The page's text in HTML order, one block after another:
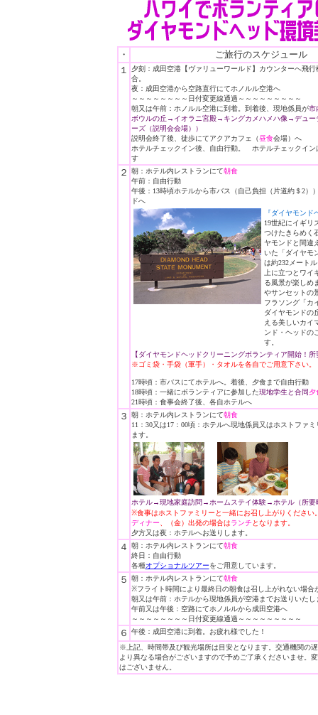
・ ご旅行のスケジュール
１
夕刻：成田空港【ヴァリューワールド】カウンターへ飛
合。
夜：成田空港から空路直行にてホノルル空港へ
～～～～～～～～日付変更線通過～～～～～～～～～
朝又は午前：ホノルル空港に到着。到着後、現地係員が市
ボウルの丘→イオラニ宮殿→キングカメハメハ像→デュー
ーズ（説明会会場））
説明会終了後、徒歩にてアクアカフェ（昼食会場）へ
ホテルチェックイン後、自由行動。 ホテルチェックイン
す
２ 朝：ホテル内レストランにて朝食
午前：自由行動
午後：13時頃ホテルから市バス（自己負担（片道約＄2）
ドへ
『ダイヤモンド
19世紀にイギリ
つけたきらめく
ヤモンドと間違
いた「ダイヤモ
は約232メート
上に立つとワイ
る風景が楽しめ
やサンセットの
フラソング「カ
ダイヤモンドの
える美しいカイ
ンド・ヘッドの
す。
【ダイヤモンドヘッドクリーニングボランティア開始！
※ゴミ袋・手袋（軍手）・タオルを各自でご用意下さい。
17時頃：市バスにてホテルへ。着後、夕食まで自由行動
18時頃：一緒にボランティアに参加した現地学生と合同 夕
21時頃：食事会終了後、各自ホテルへ
３ 朝：ホテル内レストランにて朝食
11：30又は17：00頃：ホテルへ現地係員又はホストファ
ます。
ホテル→現地家庭訪問→ホームステイ体験→ホテル（所要
※食事はホストファミリーと一緒にお召し上がりください
ディナー 、（金）出発の場合はランチとなります。
夕方又は夜： ホテルへお送りします。
４ 朝：ホテル内レストランにて朝食
終日：自由行動
各種オプショナルツアーをご用意しています。
５ 朝：ホテル内レストランにて朝食
※フライト時間により最終日の朝食は召し上がれない場合
朝又は午前：ホテルから現地係員が空港までお送りいたし
午前又は午後：空路にてホノルルから成田空港へ
～～～～～～～～日付変更線通過～～～～～～～～～
６
午後：成田空港に到着。お疲れ様でした！
※上記、時間帯及び観光場所は目安となります。交通機関の
より異なる場合がございますので予めご了承くださいませ。
はございません。